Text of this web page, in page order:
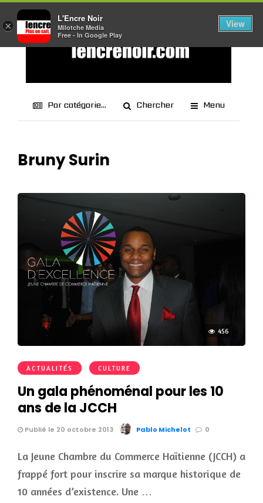
Par catégorie... Chercher Menu
Bruny Surin
456
ACTUALITÉS CULTURE
Un gala phénoménal pour les 10
ans de la JCCH
Publié le 20 octobre 2013 Pablo Michelot 0
La Jeune Chambre du Commerce Haïtienne (JCCH) a
frappé fort pour inscrire sa marque historique de
10 années d’existence. Une …
×
L'Encre Noir
Milotche Media
Free - In Google Play
View